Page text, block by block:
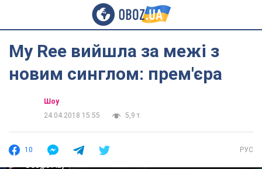
My Ree вийшла за межі з
новим синглом: прем'єра
Шоу
24.04.2018 15:55
5,9 т.
10 РУС